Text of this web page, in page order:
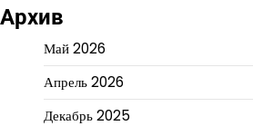
Архив
Май 2026
Апрель 2026
Декабрь 2025